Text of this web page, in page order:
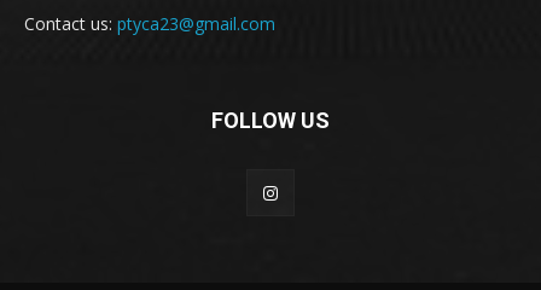
Contact us: ptyca23@gmail.com
FOLLOW US